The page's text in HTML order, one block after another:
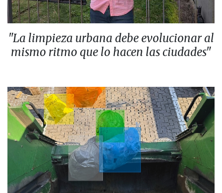
"La limpieza urbana debe evolucionar al
mismo ritmo que lo hacen las ciudades"